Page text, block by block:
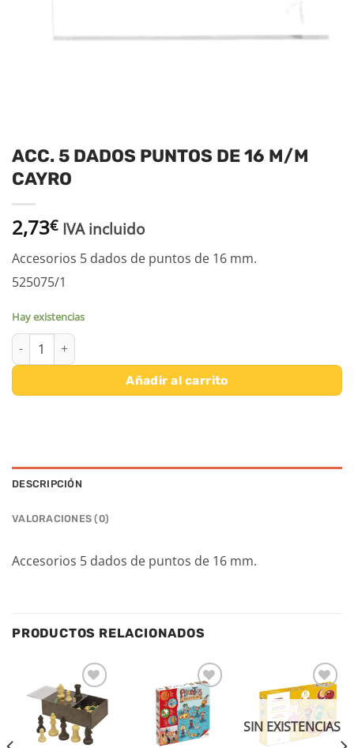
ACC. 5 DADOS PUNTOS DE 16 M/M
CAYRO
2,73€ IVA incluido
Accesorios 5 dados de puntos de 16 mm.
525075/1
Hay existencias
ACC. 5 DADOS PUNTOS DE 16 M/M CAYRO cantidad
Añadir al carrito
DESCRIPCIÓN
VALORACIONES (0)
Accesorios 5 dados de puntos de 16 mm.
PRODUCTOS RELACIONADOS
Añadir
a la
lista de
deseos
Añadir
a la
lista de
deseos
Añadir
a la
lista de
deseos
SIN EXISTENCIAS